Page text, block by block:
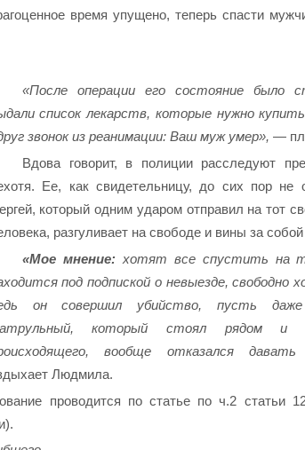
время упущено, теперь спасти
«После операции его состояние было
список лекарств, которые нужно
звонок из реанимации: Ваш муж умер», —
Вдова говорит, в полиции расследуют
Ее, как свидетельницу, до сих пор не
который одним ударом отправил на тот
разгуливает на свободе и вины за собой
«Мое мнение: хотят все спустить на
под подпиской о невыезде, свободно
он совершил убийство, пусть даже
который стоял рядом и
вообще отказался давать
Людмила.
проводится по статье по ч.2 статьи